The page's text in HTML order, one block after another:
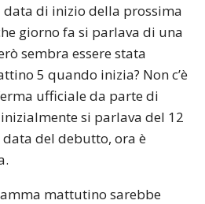
di inizio della prossima
giorno fa si parlava di una
sembra essere stata
5 quando inizia? Non c’è
ufficiale da parte di
si parlava del 12
del debutto, ora è
mattutino sarebbe